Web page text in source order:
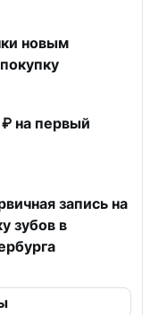
новым
на первый
запись на
зубов в